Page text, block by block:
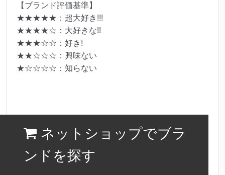
【ブランド評価基準】
★★★★★：超大好き!!!
★★★★☆：大好きな!!
★★★☆☆：好き!
★★☆☆☆：興味ない
★☆☆☆☆：知らない
ネットショップでブラ
ンドを探す